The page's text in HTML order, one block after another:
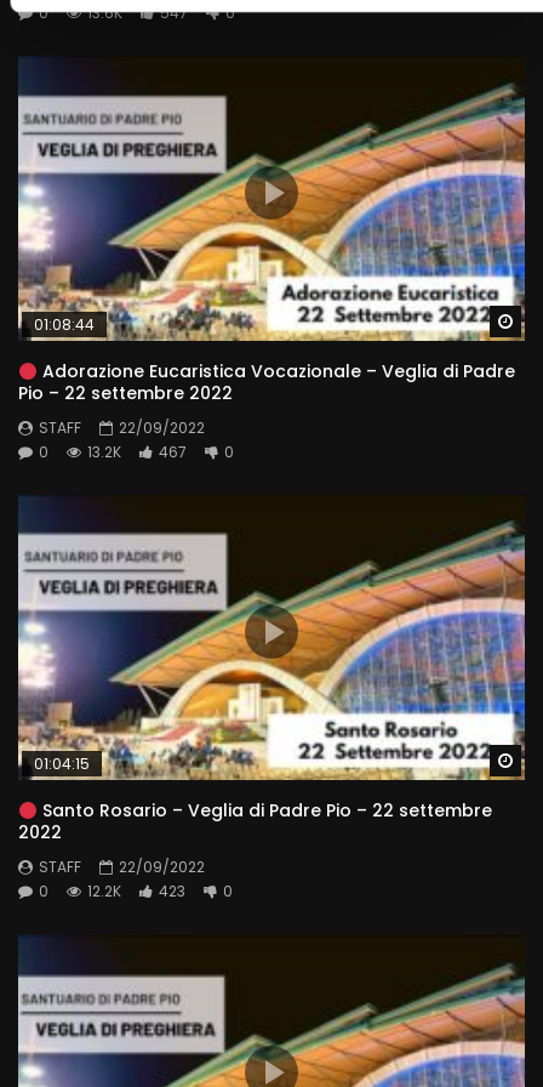
0
13.6K 547 0
01:08:44
Adorazione Eucaristica Vocazionale – Veglia di Padre
Pio – 22 settembre 2022
STAFF
22/09/2022
0
13.2K 467 0
01:04:15
Santo Rosario – Veglia di Padre Pio – 22 settembre
2022
STAFF
22/09/2022
0
12.2K 423 0